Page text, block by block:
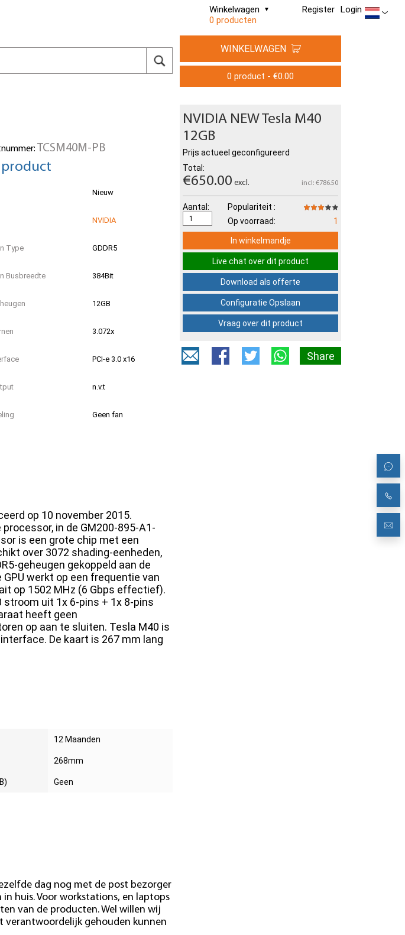
Register Login
Winkelwagen
0 producten
TCSM40M-PB
product
Nieuw
NVIDIA
Type GDDR5
Busbreedte 384Bit
12GB
3.072x
PCI-e 3.0 x16
n.v.t
Geen fan
op 10 november 2015.
in de GM200-895-A1-
is een grote chip met een
over 3072 shading-eenheden,
geheugen gekoppeld aan de
werkt op een frequentie van
op 1502 MHz (6 Gbps effectief).
uit 1x 6-pins + 1x 8-pins
heeft geen
op aan te sluiten. Tesla M40 is
De kaart is 267 mm lang
12 Maanden
268mm
Geen
dag nog met de post bezorger
huis. Voor workstations, en laptops
van de producten. Wel willen wij
verantwoordelijk gehouden kunnen
WINKELWAGEN
0 product - €0.00
NVIDIA NEW Tesla M40
12GB
Prijs actueel geconfigureerd
Total:
€650.00 excl. incl: €786.50
Aantal:
Populariteit :
Op voorraad:
1
In winkelmandje
Live chat over dit product
Download als offerte
Configuratie Opslaan
Vraag over dit product
Share